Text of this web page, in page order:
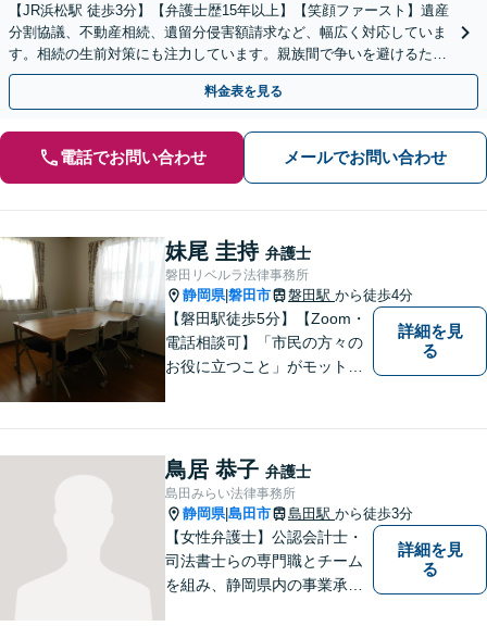
【JR浜松駅 徒歩3分】【弁護士歴15年以上】【笑顔ファースト】遺産
分割協議、不動産相続、遺留分侵害額請求など、幅広く対応していま
す。相続の生前対策にも注力しています。親族間で争いを避けるため
にも、お早めにご相談ください。【初回面談無料】
料金表を見る
電話でお問い合わせ メールでお問い合わせ
妹尾 圭持 弁護士
磐田リベルラ法律事務所
静岡県|磐田市 磐田駅 から徒歩4分
【磐田駅徒歩5分】【Zoom・
電話相談可】「市民の方々の
お役に立つこと」がモットー
らゆる問題に真摯に向き合っ
てまいります。【駐車場あ
り】
詳細を見
る
鳥居 恭子 弁護士
島田みらい法律事務所
静岡県|島田市 島田駅 から徒歩3分
【女性弁護士】公認会計士・
司法書士らの専門職とチーム
を組み、静岡県内の事業承継
詳細を見
る